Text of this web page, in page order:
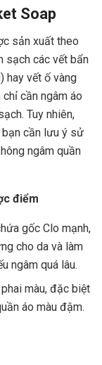
Soap
sản xuất theo
sạch các vết bẩn
hay vết ố vàng
cần ngâm áo
Tuy nhiên,
bạn cần lưu ý sử
ngâm quần
điểm
gốc Clo mạnh,
cho da và làm
ngâm quá lâu.
màu, đặc biệt
áo màu đậm.